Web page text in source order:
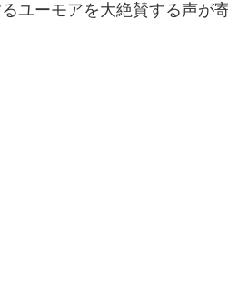
ユーモアを大絶賛する声が